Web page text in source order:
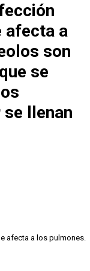
afecta a
son
se
llenan
afecta a los pulmones.